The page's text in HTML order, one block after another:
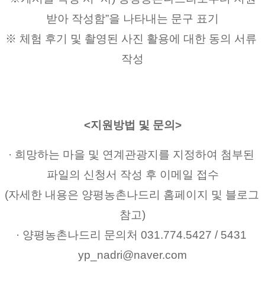
받아 작성함”을 나타내는 문구 표기
※ 체험 후기 및 촬영된 사진 활용에 대한 동의 서류
작성
<지원방법 및 문의>
· 희망하는 마을 및 연계관광지를 지정하여 첨부된
파일의 신청서 작성 후 이메일 접수
(자세한 내용은 양평농촌나드리 홈페이지 및 블로그
참고)
· 양평농촌나드리 문의처 031.774.5427 / 5431
yp_nadri@naver.com